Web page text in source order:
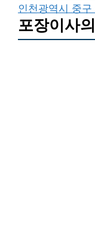
인천광역시 중구
포장이사